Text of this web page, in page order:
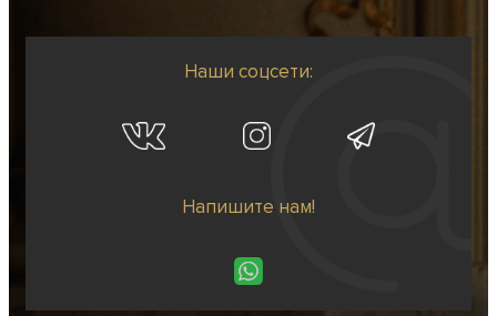
Наши соцсети:
Напишите нам!